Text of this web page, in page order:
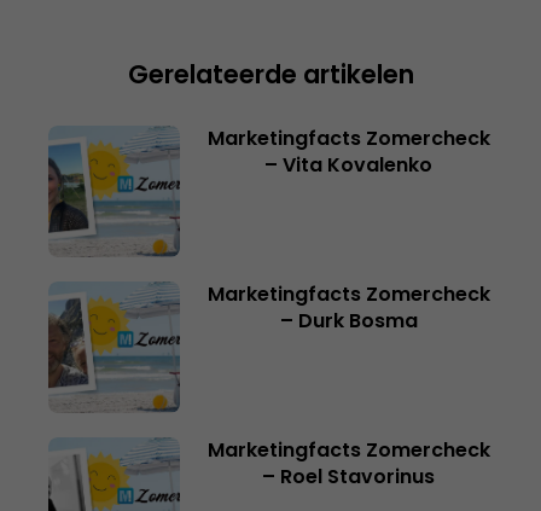
Gerelateerde artikelen
Marketingfacts Zomercheck
– Vita Kovalenko
Marketingfacts Zomercheck
– Durk Bosma
Marketingfacts Zomercheck
– Roel Stavorinus